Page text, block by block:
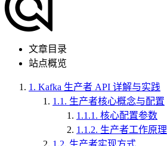
文章目录
站点概览
1. Kafka 生产者 API 详解与实践
1.1. 生产者核心概念与配置
1.1.1. 核心配置参数
1.1.2. 生产者工作原理
1.2. 生产者实现方式